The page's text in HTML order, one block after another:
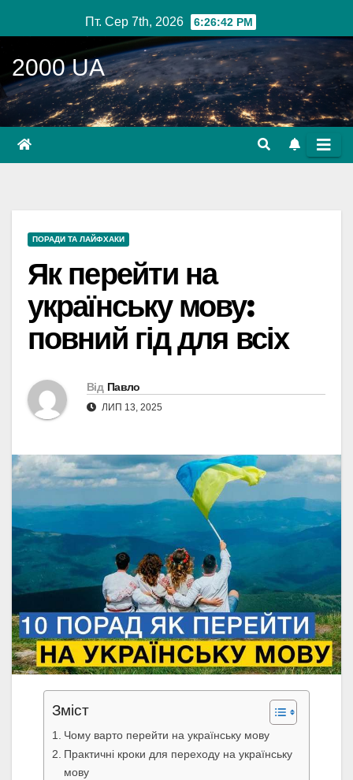
до
вмісту
Пт. Сер 7th, 2026 6:26:43 PM
2000 UA
ПОРАДИ ТА ЛАЙФХАКИ
Як перейти на
українську мову:
повний гід для всіх
Від Павло
ЛИП 13, 2025
Зміст
Чому варто перейти на українську мову
Практичні кроки для переходу на українську
мову